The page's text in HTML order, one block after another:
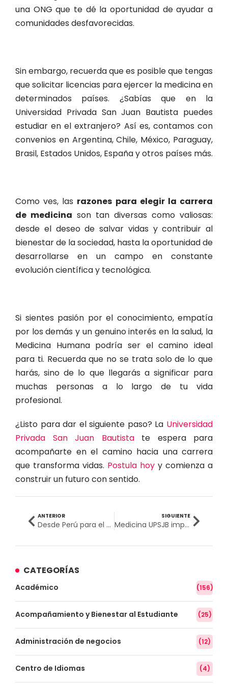
una ONG que te dé la oportunidad de ayudar a
comunidades desfavorecidas.
Sin embargo, recuerda que es posible que tengas
que solicitar licencias para ejercer la medicina en
determinados países. ¿Sabías que en la
Universidad Privada San Juan Bautista puedes
estudiar en el extranjero? Así es, contamos con
convenios en Argentina, Chile, México, Paraguay,
Brasil, Estados Unidos, España y otros países más.
Como ves, las razones para elegir la carrera
de medicina son tan diversas como valiosas:
desde el deseo de salvar vidas y contribuir al
bienestar de la sociedad, hasta la oportunidad de
desarrollarse en un campo en constante
evolución científica y tecnológica.
Si sientes pasión por el conocimiento, empatía
por los demás y un genuino interés en la salud, la
Medicina Humana podría ser el camino ideal
para ti. Recuerda que no se trata solo de lo que
harás, sino de lo que llegarás a significar para
muchas personas a lo largo de tu vida
profesional.
¿Listo para dar el siguiente paso? La Universidad
Privada San Juan Bautistate espera para
acompañarte en el camino hacia una carrera
que transforma vidas. Postula hoy y comienza a
construir un futuro con sentido.
ANTERIOR
Desde Perú para el mundo: UPSJB impulsa el estudio del sistema inmune latinoamericano
SIGUIENTE
Medicina UPSJB impulsa la promoción del derecho a la salud del adulto mayor
CATEGORÍAS
Académico (156)
Acompañamiento y Bienestar al Estudiante (25)
Administración de negocios (12)
Centro de Idiomas (4)